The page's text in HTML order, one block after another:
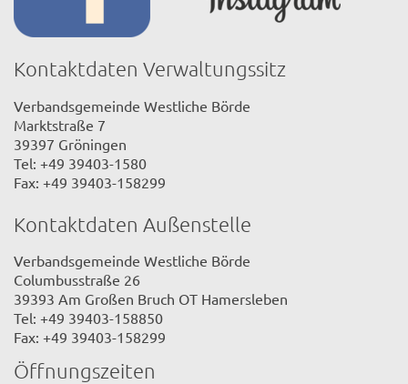
Kontaktdaten Verwaltungssitz
Verbandsgemeinde Westliche Börde
Marktstraße 7
39397 Gröningen
Tel: +49 39403-1580
Fax: +49 39403-158299
Kontaktdaten Außenstelle
Verbandsgemeinde Westliche Börde
Columbusstraße 26
39393 Am Großen Bruch OT Hamersleben
Tel: +49 39403-158850
Fax: +49 39403-158299
Öffnungszeiten